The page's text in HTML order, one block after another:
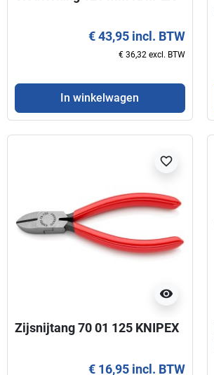
€ 43,95 incl. BTW
€ 36,32 excl. BTW
In winkelwagen
visibility
favorite_border
Zijsnijtang 70 01 125 KNIPEX
€ 16,95 incl. BTW